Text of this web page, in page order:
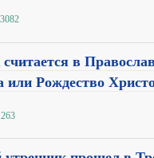
3082
в
Рождество